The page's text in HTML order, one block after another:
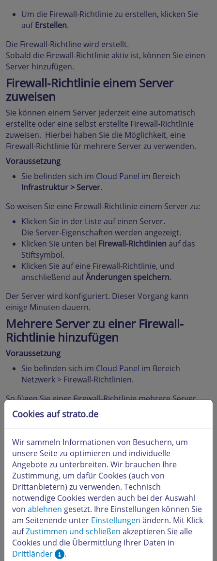
Um die Firewall-Richtlinie zu erstellen, klicken Sie
aufErstellen.
Die Firewall-Richtline wird erstellt.
Sobald die Firewall-Richtlinie aktiv ist, können Sie einen
Server hinzufügen.
Firewall-Richtlinie einem Server
zuweisen
Sie können einem Server jederzeit eine automatisch
erstellte oder eine selbst erstellte Firewall-Richtlinie
zuweisen. Hierbei haben Sie die Möglichkeit, eine
Firewall-Richtlinie für mehrere Server zu verwenden.
Voraussetzung
Sie befinden sich im Cloud Panel im Bereich
Infrastruktur > Server.
So weisen Sie eine Firewall-Richtlinie einem Server zu:
Klicken Sie in der Liste auf einen Server.
Die Server-Eigenschaften werden angezeigt.
Klicken Sie unten bei Firewall-Richtlinien auf das
Stiftsymbol.
Klicken Sie auf eine Firewall-Richtlinie, und
anschließend aufÄnderungen speichern.
Der Server wird konfiguriert. Dieser Vorgang kann
einige Minuten dauern.
Mehrere Server zu einer Firewall-
Richtlinie hinzufügen
Voraussetzung
Sie befinden sich im Cloud Panel im Bereich
Netzwerk > Firewall-Richtlinien.
So fügen Sie einer Firewall-Richtlinie mehrere Server
hinzu:
Wählen Sie einen oder mehrere Server.
Klicken Sie aufÄnderungen speichern.
Die Firewall-Richtlinie wird konfiguriert. Dieser Vorgang
kann einige Minuten dauern.
Verfügbare Protokolle
TCP: TCP (Transmission Control Protocol) ist ein
wesentlicher Bestandteil des TCP/IP-Schicht. TCP ist
verbindungsorientiert und verlangt daher eine
Empfangsbestätigung für jedes abgeschickte
Cookies auf strato.de
Wir sammeln Informationen von Besuchern, um
unsere Seite zu optimieren und individuelle
Angebote zu unterbreiten. Wir brauchen Ihre
Zustimmung, um dafür Cookies (auch von
Drittanbietern) zu verwenden. Technisch
notwendige Cookies werden auch bei der Auswahl
von ablehnen gesetzt. Ihre Einstellungen können Sie
am Seitenende unter Einstellungen ändern. Mit Klick
aufZustimmen und schließen akzeptieren Sie alle
Cookies und die Übermittlung Ihrer Daten in
Drittländer
.